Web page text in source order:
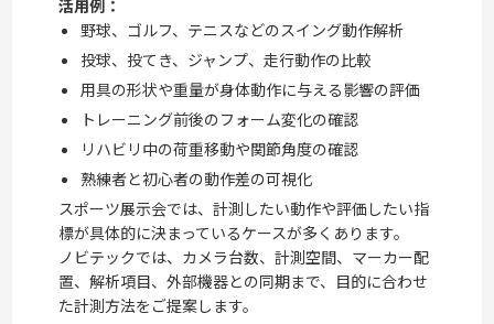
活用例：
野球、ゴルフ、テニスなどのスイング動作解析
投球、投てき、ジャンプ、走行動作の比較
用具の形状や重量が身体動作に与える影響の評価
トレーニング前後のフォーム変化の確認
リハビリ中の荷重移動や関節角度の確認
熟練者と初心者の動作差の可視化
スポーツ展示会では、計測したい動作や評価したい指
標が具体的に決まっているケースが多くあります。
ノビテックでは、カメラ台数、計測空間、マーカー配
置、解析項目、外部機器との同期まで、目的に合わせ
た計測方法をご提案します。